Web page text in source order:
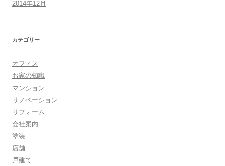
2014年12月
カテゴリー
オフィス
お家の知識
マンション
リノベーション
リフォーム
会社案内
塗装
店舗
戸建て